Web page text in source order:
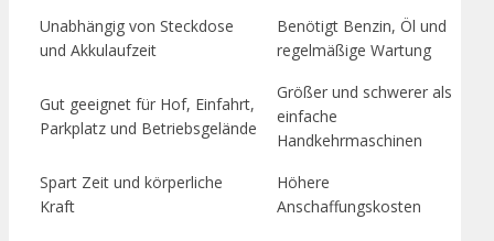
Unabhängig von Steckdose
und Akkulaufzeit
Benötigt Benzin, Öl und
regelmäßige Wartung
Gut geeignet für Hof, Einfahrt,
Parkplatz und Betriebsgelände
Größer und schwerer als
einfache
Handkehrmaschinen
Spart Zeit und körperliche
Kraft
Höhere
Anschaffungskosten